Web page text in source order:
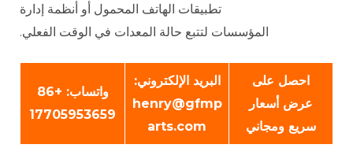
تطبيقات الهاتف المحمول أو أنظمة إدارة
المؤسسات لتتبع حالة المعدات في الوقت الفعلي.
احصل على
عرض أسعار
سريع ومجاني
البريد الإلكتروني:
henry@gfmp
arts.com
واتساب: +86
17705953659